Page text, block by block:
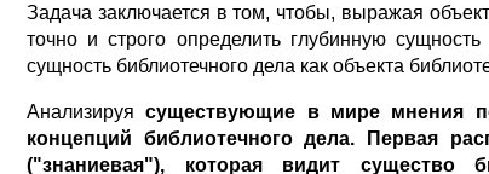
Задача заключается в том, чтобы, выражая
точно и строго определить глубинную
сущность библиотечного дела как объекта
Анализируясуществующие в мире мнения
концепций библиотечного дела. Первая
("знаниевая"), которая видит существо